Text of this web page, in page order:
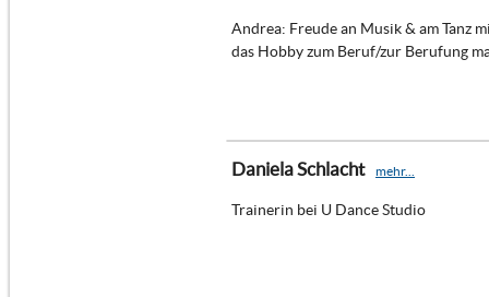
Andrea: Freude an Musik & am Tanz
das Hobby zum Beruf/zur Berufung
Daniela Schlacht mehr...
Trainerin bei U Dance Studio